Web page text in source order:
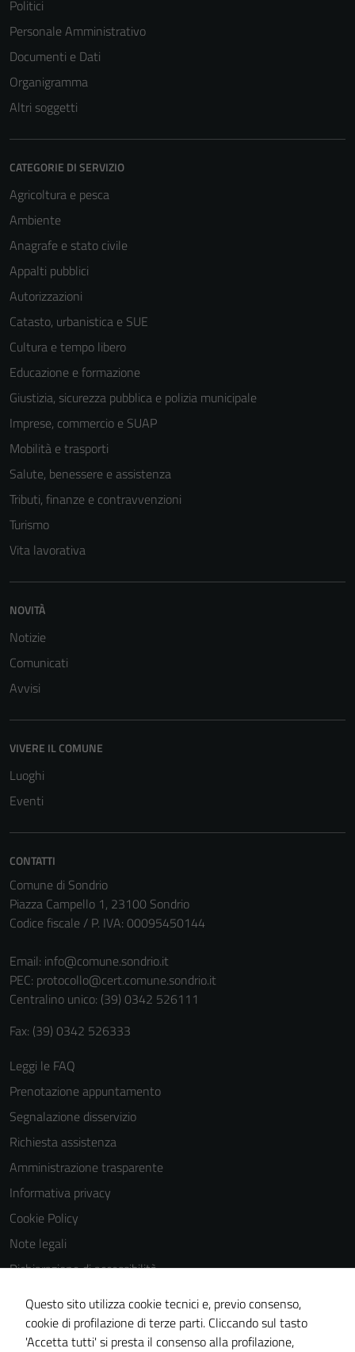
Politici
Personale Amministrativo
Documenti e Dati
Organigramma
Altri soggetti
CATEGORIE DI SERVIZIO
Agricoltura e pesca
Ambiente
Anagrafe e stato civile
Appalti pubblici
Autorizzazioni
Catasto, urbanistica e SUE
Cultura e tempo libero
Educazione e formazione
Giustizia, sicurezza pubblica e polizia municipale
Imprese, commercio e SUAP
Mobilità e trasporti
Salute, benessere e assistenza
Tributi, finanze e contravvenzioni
Turismo
Vita lavorativa
NOVITÀ
Notizie
Comunicati
Avvisi
VIVERE IL COMUNE
Luoghi
Eventi
CONTATTI
Comune di Sondrio
Piazza Campello 1, 23100 Sondrio
Codice fiscale / P. IVA: 00095450144
Email: info@comune.sondrio.it
PEC: protocollo@cert.comune.sondrio.it
Centralino unico: (39) 0342 526111
Fax: (39) 0342 526333
Leggi le FAQ
Prenotazione appuntamento
Segnalazione disservizio
Richiesta assistenza
Amministrazione trasparente
Informativa privacy
Cookie Policy
Note legali
Dichiarazione di accessibilità
Dichiarazione di accessibilità Servizi
Whistleblowing
Piano di miglioramento del sito
Questo sito utilizza cookie tecnici e, previo consenso,
cookie di profilazione di terze parti. Cliccando sul tasto
'Accetta tutti' si presta il consenso alla profilazione,
Tecnici